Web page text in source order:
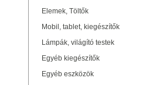
Elemek, Töltők
Mobil, tablet, kiegészítők
Lámpák, világító testek
Egyéb kiegészítők
Egyéb eszközök